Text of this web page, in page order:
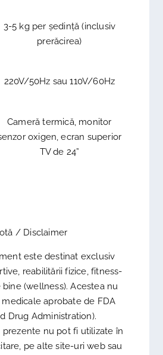
3-5 kg per ședință (inclusiv
prerăcirea)
220V/50Hz sau 110V/60Hz
Cameră termică, monitor
oxigen, ecran superior
TV de 24”
/ Disclaimer
este destinat exclusiv
reabilitării fizice, fitness-
bine (wellness). Acestea nu
aprobate de FDA
Drug Administration).
prezente nu pot fi utilizate în
pe alte site-uri web sau